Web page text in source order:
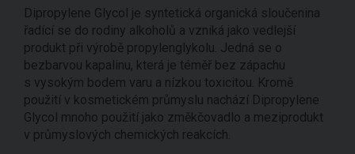
Dipropylene Glycol je syntetická organická sloučenina
řadící se do rodiny alkoholů a vzniká jako vedlejší
produkt při výrobě propylenglykolu. Jedná se o
bezbarvou kapalinu, která je téměř bez zápachu
s vysokým bodem varu a nízkou toxicitou. Kromě
použití v kosmetickém průmyslu nachází Dipropylene
Glycol mnoho použití jako změkčovadlo a meziprodukt
v průmyslových chemických reakcích.